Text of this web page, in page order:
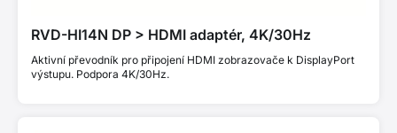
RVD-HI14N DP > HDMI adaptér, 4K/30Hz
Aktivní převodník pro připojení HDMI zobrazovače k DisplayPort
výstupu. Podpora 4K/30Hz.